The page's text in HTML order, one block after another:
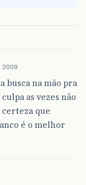
2009
busca na mão pra
as vezes não
que
é o melhor